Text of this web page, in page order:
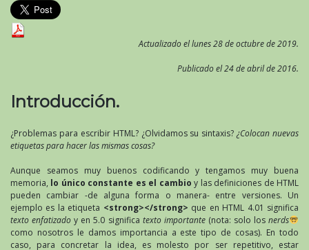
Actualizado el lunes 28 de octubre de 2019.
Publicado el 24 de abril de 2016.
Introducción.
¿Problemas para escribir HTML? ¿Olvidamos su sintaxis?¿Colocan nuevas
etiquetas para hacer las mismas cosas?
Aunque seamos muy buenos codificando y tengamos muy buena
memoria, lo único constante es el cambio y las definiciones de HTML
pueden cambiar -de alguna forma o manera- entre versiones. Un
ejemplo es la etiqueta <strong></strong> que en HTML 4.01 significa
texto enfatizado y en 5.0 significa texto importante(nota: solo losnerds
como nosotros le damos importancia a este tipo de cosas). En todo
caso, para concretar la idea, es molesto por ser repetitivo, estar